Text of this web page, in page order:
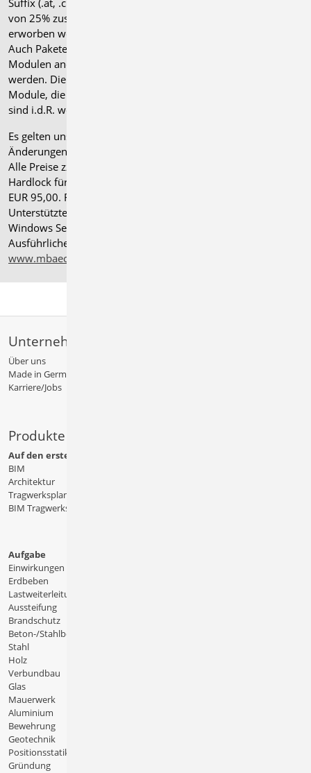
Suffix (.at, .ch, .it bzw. .uk) und können gegen einen Aufpreis
von 25% zusammen mit dem jeweiligen ".de"-Modul
erworben werden.
Auch Pakete können gegen einen Aufpreis von 25% mit
Modulen anderer Normen (.at, .ch, .it bzw. .uk) erweitert
werden. Die Paketerweiterung umfasst alle entsprechenden
Module, die zum Zeitpunkt des Kaufs verfügbar sind. Das
sind i.d.R. weniger Module als nach deutscher Norm.
Es gelten unsere
Änderungen und Irrtümer vorbehalten.
Alle Preise zzgl. Versandkosten und gesetzlicher MwSt.
Hardlock für Einzelplatzlizenz, je Arbeitsplatz erforderlich
EUR 95,00. Folgelizenz-/Netzwerkbedingungen auf Anfrage.
Unterstützte Betriebssysteme: Windows
Windows Server 2025 mit Windows Terminal Server.
Ausführliche Informationen auf
www.mbaec.de/service/systemvoraussetzungen
Unternehmen
Über uns
Made in Germany
Karriere/Jobs
Produkte
Auf den ersten Blick
BIM
Architektur
Tragwerksplanung
BIM Tragwerksplanung
Aufgabe
Einwirkungen
Erdbeben
Lastweiterleitung
Aussteifung
Brandschutz
Beton-/Stahlbeton
Stahl
Holz
Verbundbau
Glas
Mauerwerk
Aluminium
Bewehrung
Geotechnik
Positionsstatik
Gründung